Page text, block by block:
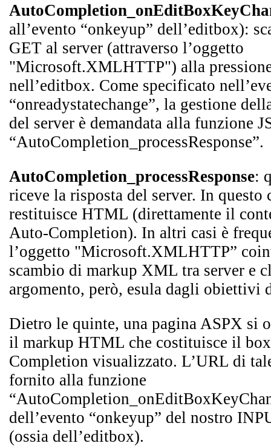
all’evento “onkeyup” dell’editbox):
GET al server (attraverso l’oggetto
"Microsoft.XMLHTTP") alla
nell’editbox. Come specificato
“onreadystatechange”, la gestione
del server è demandata alla funzione
“AutoCompletion_processResponse”.
AutoCompletion_processResponse:
riceve la risposta del server. In questo
restituisce HTML (direttamente il
Auto-Completion). In altri casi è
l’oggetto "Microsoft.XMLHTTP”
scambio di markup XML tra server e
argomento, però, esula dagli obiettivi
Dietro le quinte, una pagina ASPX si
il markup HTML che costituisce il
Completion visualizzato. L’URL di
fornito alla funzione
dell’evento “onkeyup” del nostro
(ossia dell’editbox).